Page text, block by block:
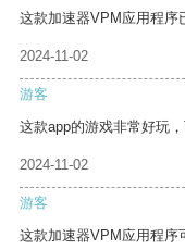
这款加速器VPM应用程序
2024-11-02
游客
这款app的游戏非常好玩，
2024-11-02
游客
这款加速器VPM应用程序